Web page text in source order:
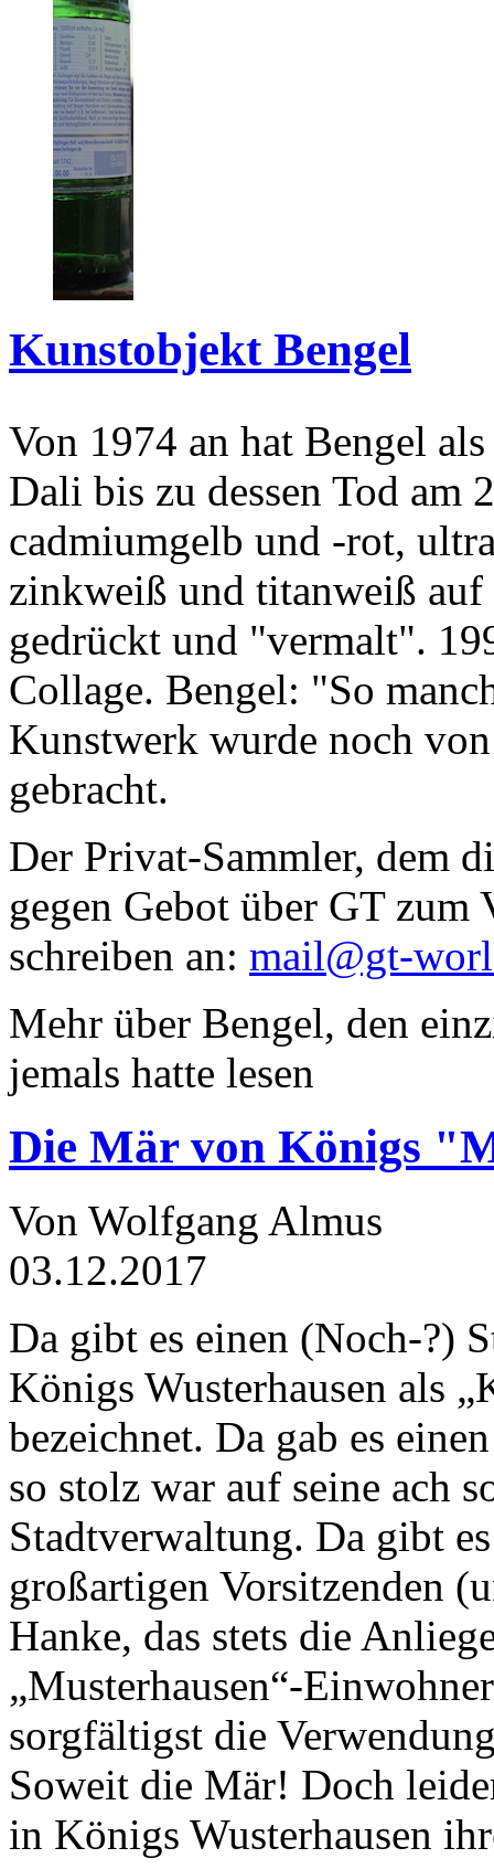
Kunstobjekt Bengel
Von 1974 an hat Bengel
Dali bis zu dessen Tod am
cadmiumgelb und -rot,
zinkweiß und titanweiß
gedrückt und "vermalt".
Collage. Bengel: "So
Kunstwerk wurde noch
gebracht.
Der Privat-Sammler, dem
gegen Gebot über GT zum
schreiben an: mail@gt-
Mehr über Bengel, den
jemals hatte lesen
Die Mär von Königs
Von Wolfgang Almus
03.12.2017
Da gibt es einen (Noch-?)
Königs Wusterhausen als
bezeichnet. Da gab es
so stolz war auf seine ach
Stadtverwaltung. Da gibt
großartigen Vorsitzenden
Hanke, das stets die
„Musterhausen“-
sorgfältigst die
Soweit die Mär! Doch
in Königs Wusterhausen